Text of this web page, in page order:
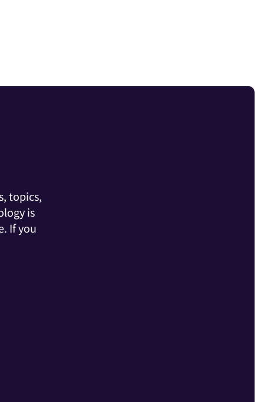
topics,
is
If you